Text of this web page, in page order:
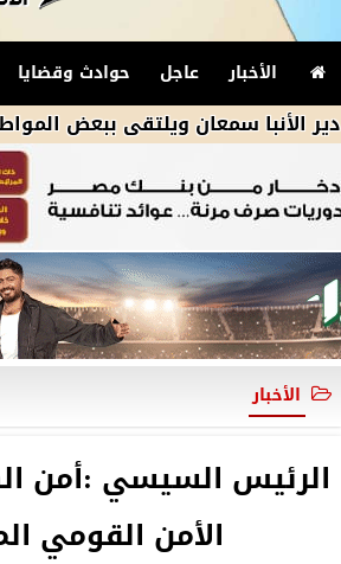
الأخبار عاجل حوادث وقضايا
سمعان ويلتقى ببعض المواطنين
الأخبار
الرئيس السيسي :أمن
الأمن القومي